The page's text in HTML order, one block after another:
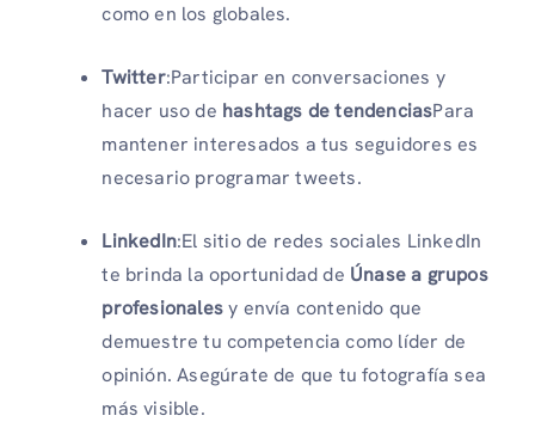
como en los globales.
Twitter:Participar en conversaciones y
hacer uso de hashtags de tendenciasPara
mantener interesados ​​a tus seguidores es
necesario programar tweets.
LinkedIn:El sitio de redes sociales LinkedIn
te brinda la oportunidad de Únase a grupos
profesionalesy envía contenido que
demuestre tu competencia como líder de
opinión. Asegúrate de que tu fotografía sea
más visible.